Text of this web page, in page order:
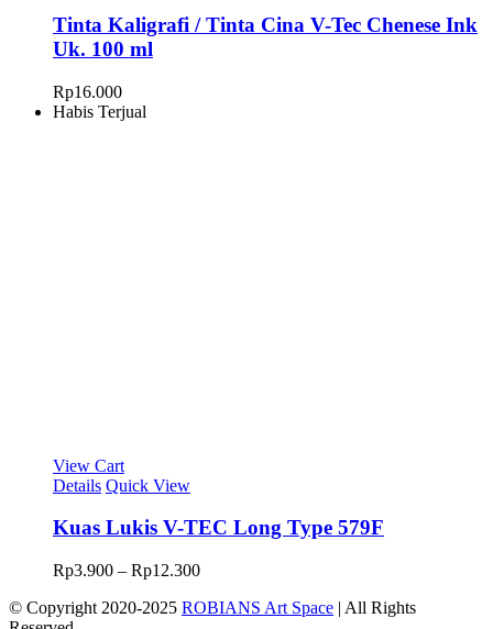
Tinta Kaligrafi / Tinta Cina V-Tec Chenese Ink
Uk. 100 ml
Rp16.000
Habis Terjual
View Cart
Details Quick View
Kuas Lukis V-TEC Long Type 579F
Rp3.900 – Rp12.300Rentang
Rp3.900
© Copyright 2020-2025 ROBIANS Art Space | All Rights